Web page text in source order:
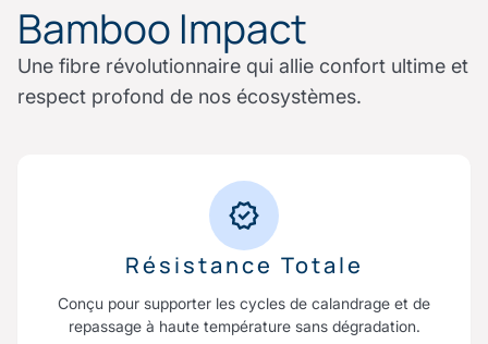
Bamboo Impact
Une fibre révolutionnaire qui allie confort ultime et
respect profond de nos écosystèmes.
Résistance Totale
Conçu pour supporter les cycles de calandrage et de
repassage à haute température sans dégradation.